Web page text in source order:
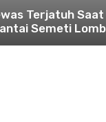
Terjatuh Saat
Semeti